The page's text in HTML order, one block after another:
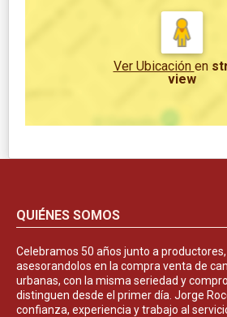
Ver Ubicación en
view
QUIÉNES SOMOS
Celebramos 50 años junto a
asesorandolos en la compra venta de
urbanas, con la misma seriedad y
distinguen desde el primer día. Jorge
confianza, experiencia y trabajo al